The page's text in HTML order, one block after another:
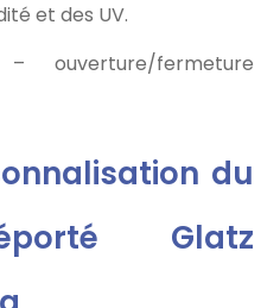
et des UV.
ouverture/fermeture
du
Glatz